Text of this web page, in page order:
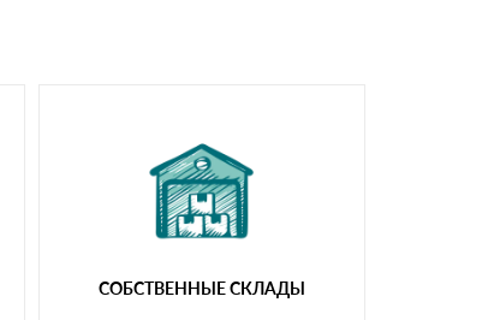
СОБСТВЕННЫЕ СКЛАДЫ